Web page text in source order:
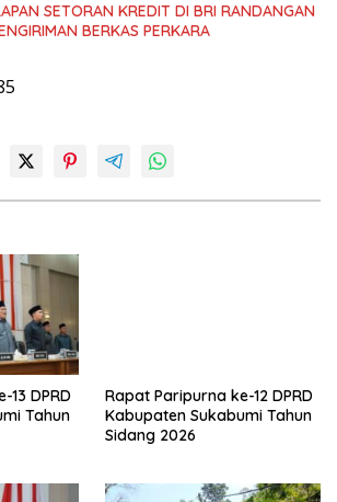
SETORAN KREDIT DI BRI RANDANGAN
BERKAS PERKARA
DPRD
Tahun
Rapat Paripurna ke-12 DPRD
Kabupaten Sukabumi Tahun
Sidang 2026